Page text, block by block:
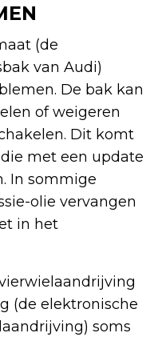
(de
van Audi)
De bak kan
of weigeren
Dit komt
met een update
In sommige
olie vervangen
in het
(de elektronische
soms